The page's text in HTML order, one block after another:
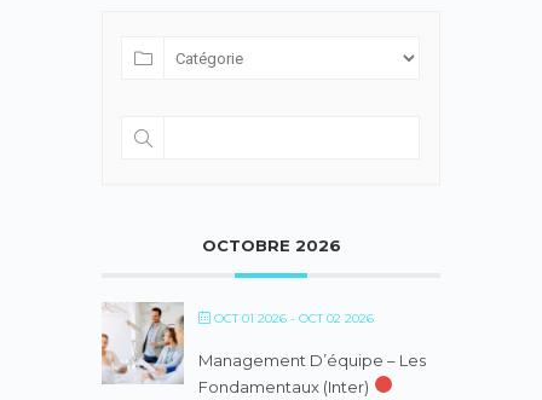
OCTOBRE 2026
OCT 01 2026 - OCT 02 2026
Management D’équipe – Les
Fondamentaux (inter)